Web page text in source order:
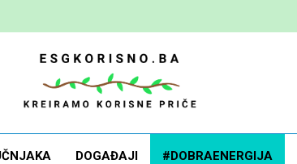
DOGAĐAJI #DOBRAENERGIJA